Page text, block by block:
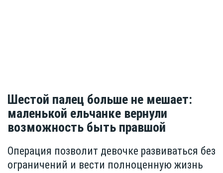
Шестой палец больше не мешает:
маленькой ельчанке вернули
возможность быть правшой
Операция позволит девочке развиваться без
ограничений и вести полноценную жизнь